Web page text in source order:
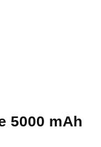
5000 mAh